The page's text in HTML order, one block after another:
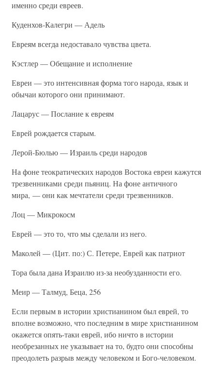
именно среди евреев.
Куденхов-Калегри — Адель
Евреям всегда недоставало чувства цвета.
Кэстлер — Обещание и исполнение
Евреи — это интенсивная форма того народа, язык и
обычаи которого они принимают.
Лацарус — Послание к евреям
Еврей рождается старым.
Лерой-Бюлью — Израиль среди народов
На фоне теократических народов Востока евреи кажутся
трезвенниками среди пьяниц. На фоне античного
мира, — они как мечтатели среди трезвенников.
Лоц — Микрокосм
Еврей — это то, что мы сделали из него.
Маколей — (Цит. по:) С. Петере, Еврей как патриот
Тора была дана Израилю из-за необузданности его.
Меир — Талмуд, Беца, 256
Если первым в истории христианином был еврей, то
вполне возможно, что последним в мире христианином
окажется опять-таки еврей, ибо ничто в истории
необрезанных не указывает на то, будто они способны
преодолеть разрыв между человеком и Бого-человеком.